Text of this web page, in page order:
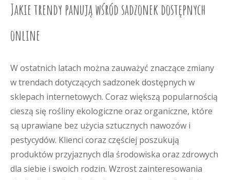
Jakie trendy panują wśród sadzonek dostępnych
online
W ostatnich latach można zauważyć znaczące zmiany
w trendach dotyczących sadzonek dostępnych w
sklepach internetowych. Coraz większą popularnością
cieszą się rośliny ekologiczne oraz organiczne, które
są uprawiane bez użycia sztucznych nawozów i
pestycydów. Klienci coraz częściej poszukują
produktów przyjaznych dla środowiska oraz zdrowych
dla siebie i swoich rodzin. Wzrost zainteresowania